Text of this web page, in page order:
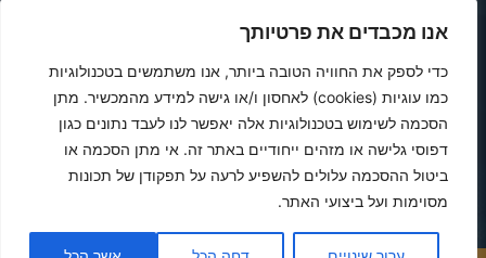
אנו מכבדים את פרטיותך
כדי לספק את החוויה הטובה ביותר, אנו משתמשים בטכנולוגיות
כמו עוגיות (cookies) לאחסון ו/או גישה למידע מהמכשיר. מתן
הסכמה לשימוש בטכנולוגיות אלה יאפשר לנו לעבד נתונים כגון
דפוסי גלישה או מזהים ייחודיים באתר זה. אי מתן הסכמה או
ביטול ההסכמה עלולים להשפיע לרעה על תפקודן של תכונות
מסוימות ועל ביצועי האתר.
ההולך וגובר של תושבי הגליל לרפואה פרטית מתקדמת, גורם
לרבים לגמוע מרחקים על מנת לקבל שירותי ייעוץ וטיפול
ממומחים ברחבי הארץ.
© 2019 All rights reserved
Powered & Designed by Medical Online